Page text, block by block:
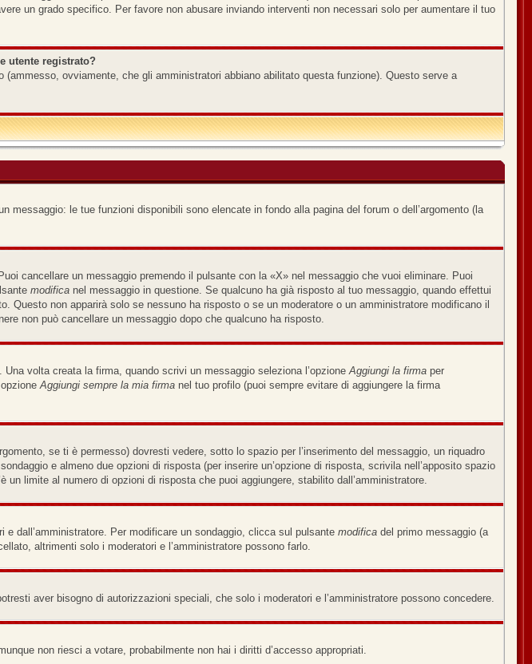
un grado specifico. Per favore non abusare inviando interventi non necessari solo per aumentare il tuo
utente registrato?
ovviamente, che gli amministratori abbiano abilitato questa funzione). Questo serve a
le tue funzioni disponibili sono elencate in fondo alla pagina del forum o dell’argomento (la
cancellare un messaggio premendo il pulsante con la «X» nel messaggio che vuoi eliminare. Puoi
modifica nel messaggio in questione. Se qualcuno ha già risposto al tuo messaggio, quando effettui
non apparirà solo se nessuno ha risposto o se un moderatore o un amministratore modificano il
non può cancellare un messaggio dopo che qualcuno ha risposto.
volta creata la firma, quando scrivi un messaggio seleziona l’opzioneAggiungi la firma per
opzioneAggiungi sempre la mia firma nel tuo profilo (puoi sempre evitare di aggiungere la firma
se ti è permesso) dovresti vedere, sotto lo spazio per l’inserimento del messaggio, un riquadro
e almeno due opzioni di risposta (per inserire un’opzione di risposta, scrivila nell’apposito spazio
limite al numero di opzioni di risposta che puoi aggiungere, stabilito dall’amministratore.
dall’amministratore. Per modificare un sondaggio, clicca sul pulsante modifica del primo messaggio (a
altrimenti solo i moderatori e l’amministratore possono farlo.
aver bisogno di autorizzazioni speciali, che solo i moderatori e l’amministratore possono concedere.
non riesci a votare, probabilmente non hai i diritti d’accesso appropriati.